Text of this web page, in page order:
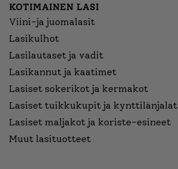
KOTIMAINEN LASI
Viini-ja juomalasit
Lasikulhot
Lasilautaset ja vadit
Lasikannut ja kaatimet
Lasiset sokerikot ja kermakot
Lasiset tuikkukupit ja kynttilänjalat
Lasiset maljakot ja koriste-esineet
Muut lasituotteet